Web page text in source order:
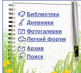
Библиотека
Дневники
Фотогалереи
Легкий форум
Архив
Поиск